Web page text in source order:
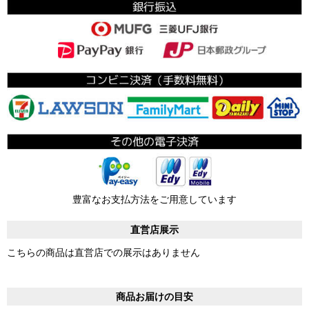
豊富なお支払方法をご用意しています
直営店展示
こちらの商品は直営店での展示はありません
商品お届けの目安